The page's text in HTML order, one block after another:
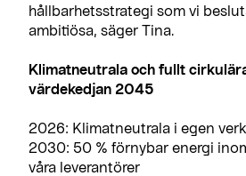
hållbarhetsstrategi som vi
ambitiösa, säger Tina.
Klimatneutrala och fullt
värdekedjan 2045
2026: Klimatneutrala i egen
2030: 50 % förnybar energi
våra leverantörer